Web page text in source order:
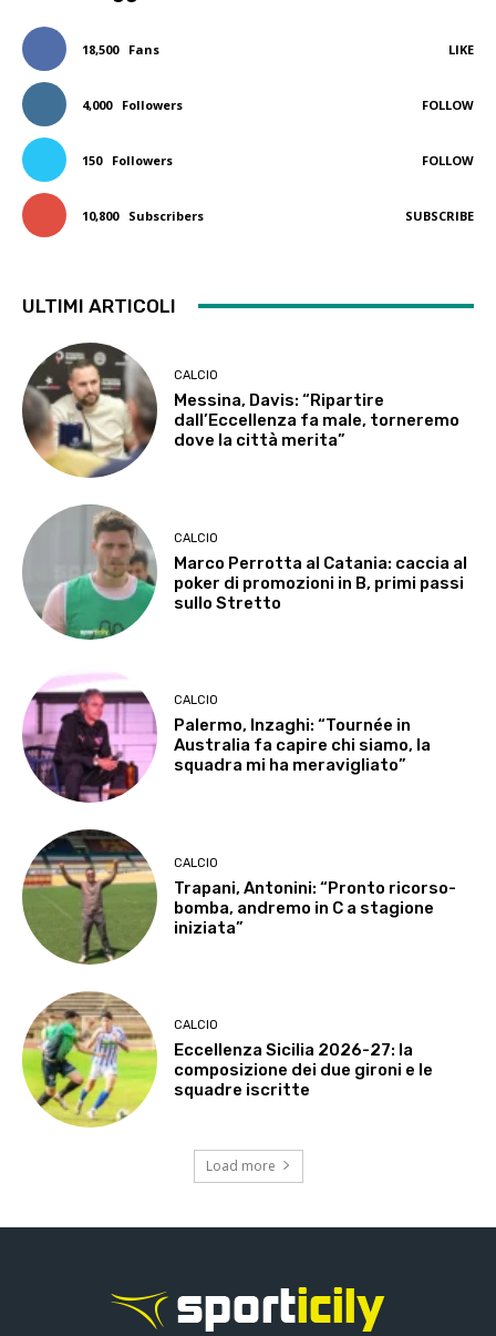
18,500 Fans LIKE
4,000 Followers FOLLOW
150 Followers FOLLOW
10,800 Subscribers SUBSCRIBE
ULTIMI ARTICOLI
CALCIO
Messina, Davis: “Ripartire
dall’Eccellenza fa male, torneremo
dove la città merita”
CALCIO
Marco Perrotta al Catania: caccia al
poker di promozioni in B, primi passi
sullo Stretto
CALCIO
Palermo, Inzaghi: “Tournée in
Australia fa capire chi siamo, la
squadra mi ha meravigliato”
CALCIO
Trapani, Antonini: “Pronto ricorso-
bomba, andremo in C a stagione
iniziata”
CALCIO
Eccellenza Sicilia 2026-27: la
composizione dei due gironi e le
squadre iscritte
Load more